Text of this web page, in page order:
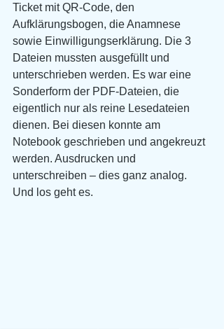
Ticket mit QR-Code, den
Aufklärungsbogen, die Anamnese
sowie Einwilligungserklärung. Die 3
Dateien mussten ausgefüllt und
unterschrieben werden. Es war eine
Sonderform der PDF-Dateien, die
eigentlich nur als reine Lesedateien
dienen. Bei diesen konnte am
Notebook geschrieben und angekreuzt
werden. Ausdrucken und
unterschreiben – dies ganz analog.
Und los geht es.